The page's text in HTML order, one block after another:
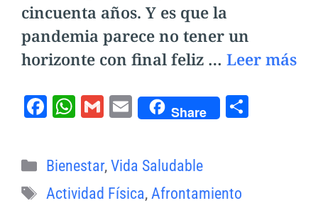
cincuenta años. Y es que la
pandemia parece no tener un
horizonte con final feliz … Leer más
F
c
e
b
W
s
A
G
ai
l
E
m
ai
l
Share
Categorías
Bienestar,Vida Saludable
Etiquetas
Actividad Física, Afrontamiento